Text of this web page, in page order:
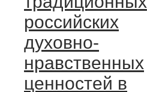
российских
духовно-
нравственных
ценностей в